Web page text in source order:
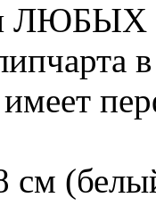
ЛЮБЫХ
см